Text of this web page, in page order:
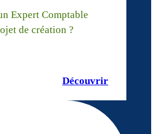
Expert Comptable
de création ?
Découvrir